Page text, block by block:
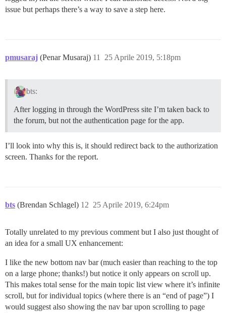
issue but perhaps there’s a way to save a step here.
pmusaraj (Penar Musaraj) 25 Aprile 2019, 5:18pm
11
bts:
After logging in through the WordPress site I’m taken back to
the forum, but not the authentication page for the app.
I’ll look into why this is, it should redirect back to the authorization
screen. Thanks for the report.
bts (Brendan Schlagel) 25 Aprile 2019, 6:24pm
12
Totally unrelated to my previous comment but I also just thought of
an idea for a small UX enhancement:
I like the new bottom nav bar (much easier than reaching to the top
on a large phone; thanks!) but notice it only appears on scroll up.
This makes total sense for the main topic list view where it’s infinite
scroll, but for individual topics (where there is an “end of page”) I
would suggest also showing the nav bar upon scrolling to page